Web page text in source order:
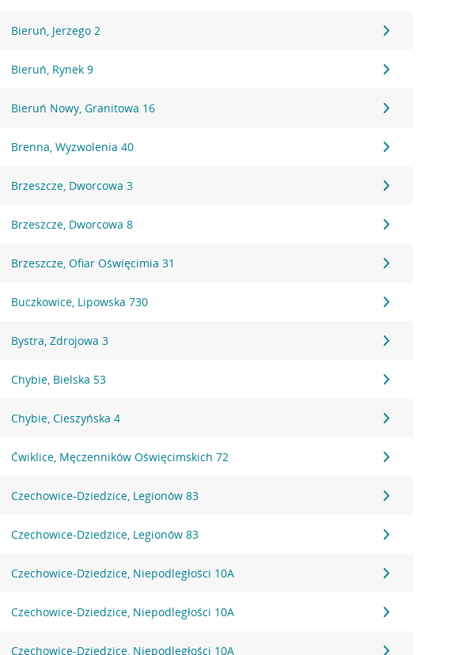
Bieruń, Jerzego 2
Bieruń, Rynek 9
Bieruń Nowy, Granitowa 16
Brenna, Wyzwolenia 40
Brzeszcze, Dworcowa 3
Brzeszcze, Dworcowa 8
Brzeszcze, Ofiar Oświęcimia 31
Buczkowice, Lipowska 730
Bystra, Zdrojowa 3
Chybie, Bielska 53
Chybie, Cieszyńska 4
Ćwiklice, Męczenników Oświęcimskich 72
Czechowice-Dziedzice, Legionów 83
Czechowice-Dziedzice, Legionów 83
Czechowice-Dziedzice, Niepodległości 10A
Czechowice-Dziedzice, Niepodległości 10A
Czechowice-Dziedzice, Niepodległości 10A